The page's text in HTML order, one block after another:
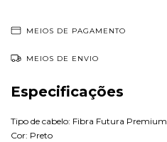
MEIOS DE PAGAMENTO
MEIOS DE ENVIO
Especificações
Tipo de cabelo: Fibra Futura Premium
Cor: Preto